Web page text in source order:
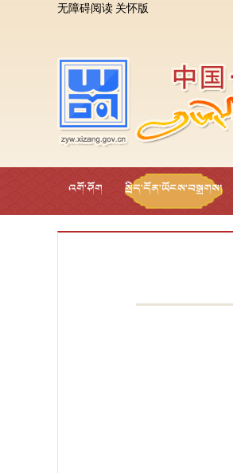
无障碍阅读关怀版
འགོ་ཤོག སྲིད་དོན་ཡོངས་བསྒྲགས།